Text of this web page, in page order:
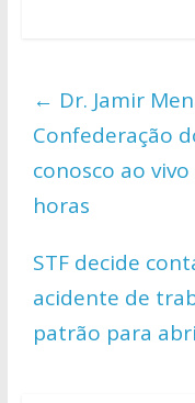
s
A
p
p
b
o
o
k
← Dr. Jamir
Confederação
conosco ao
horas
STF decide
acidente de
patrão para